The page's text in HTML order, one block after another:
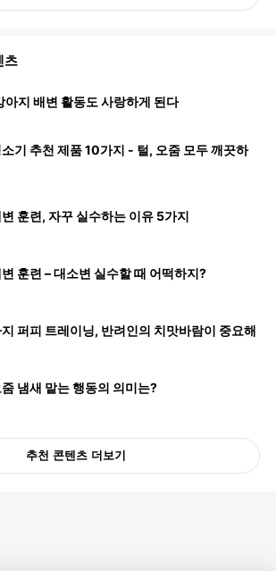
츠
아지 배변 활동도 사랑하게 된다
기 추천 제품 10가지 - 털, 오줌 모두 깨끗하
훈련, 자꾸 실수하는 이유 5가지
훈련 – 대소변 실수할 때 어떡하지?
퍼피 트레이닝, 반려인의 치맛바람이 중요해
냄새 맡는 행동의 의미는?
추천 콘텐츠 더보기